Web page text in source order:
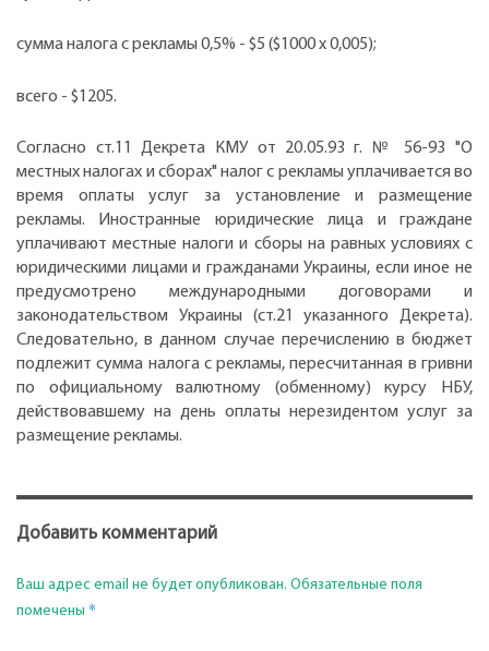
сумма налога с рекламы 0,5% - $5 ($1000 х 0,005);
всего - $1205.
Согласно ст.11 Декрета КМУ от 20.05.93 г. № 56-93 "О
местных налогах и сборах" налог с рекламы уплачивается во
время оплаты услуг за установление и размещение
рекламы. Иностранные юридические лица и граждане
уплачивают местные налоги и сборы на равных условиях с
юридическими лицами и гражданами Украины, если иное не
предусмотрено международными договорами и
законодательством Украины (ст.21 указанного Декрета).
Следовательно, в данном случае перечислению в бюджет
подлежит сумма налога с рекламы, пересчитанная в гривни
по официальному валютному (обменному) курсу НБУ,
действовавшему на день оплаты нерезидентом услуг за
размещение рекламы.
Добавить комментарий
Ваш адрес email не будет опубликован. Обязательные поля
помечены *